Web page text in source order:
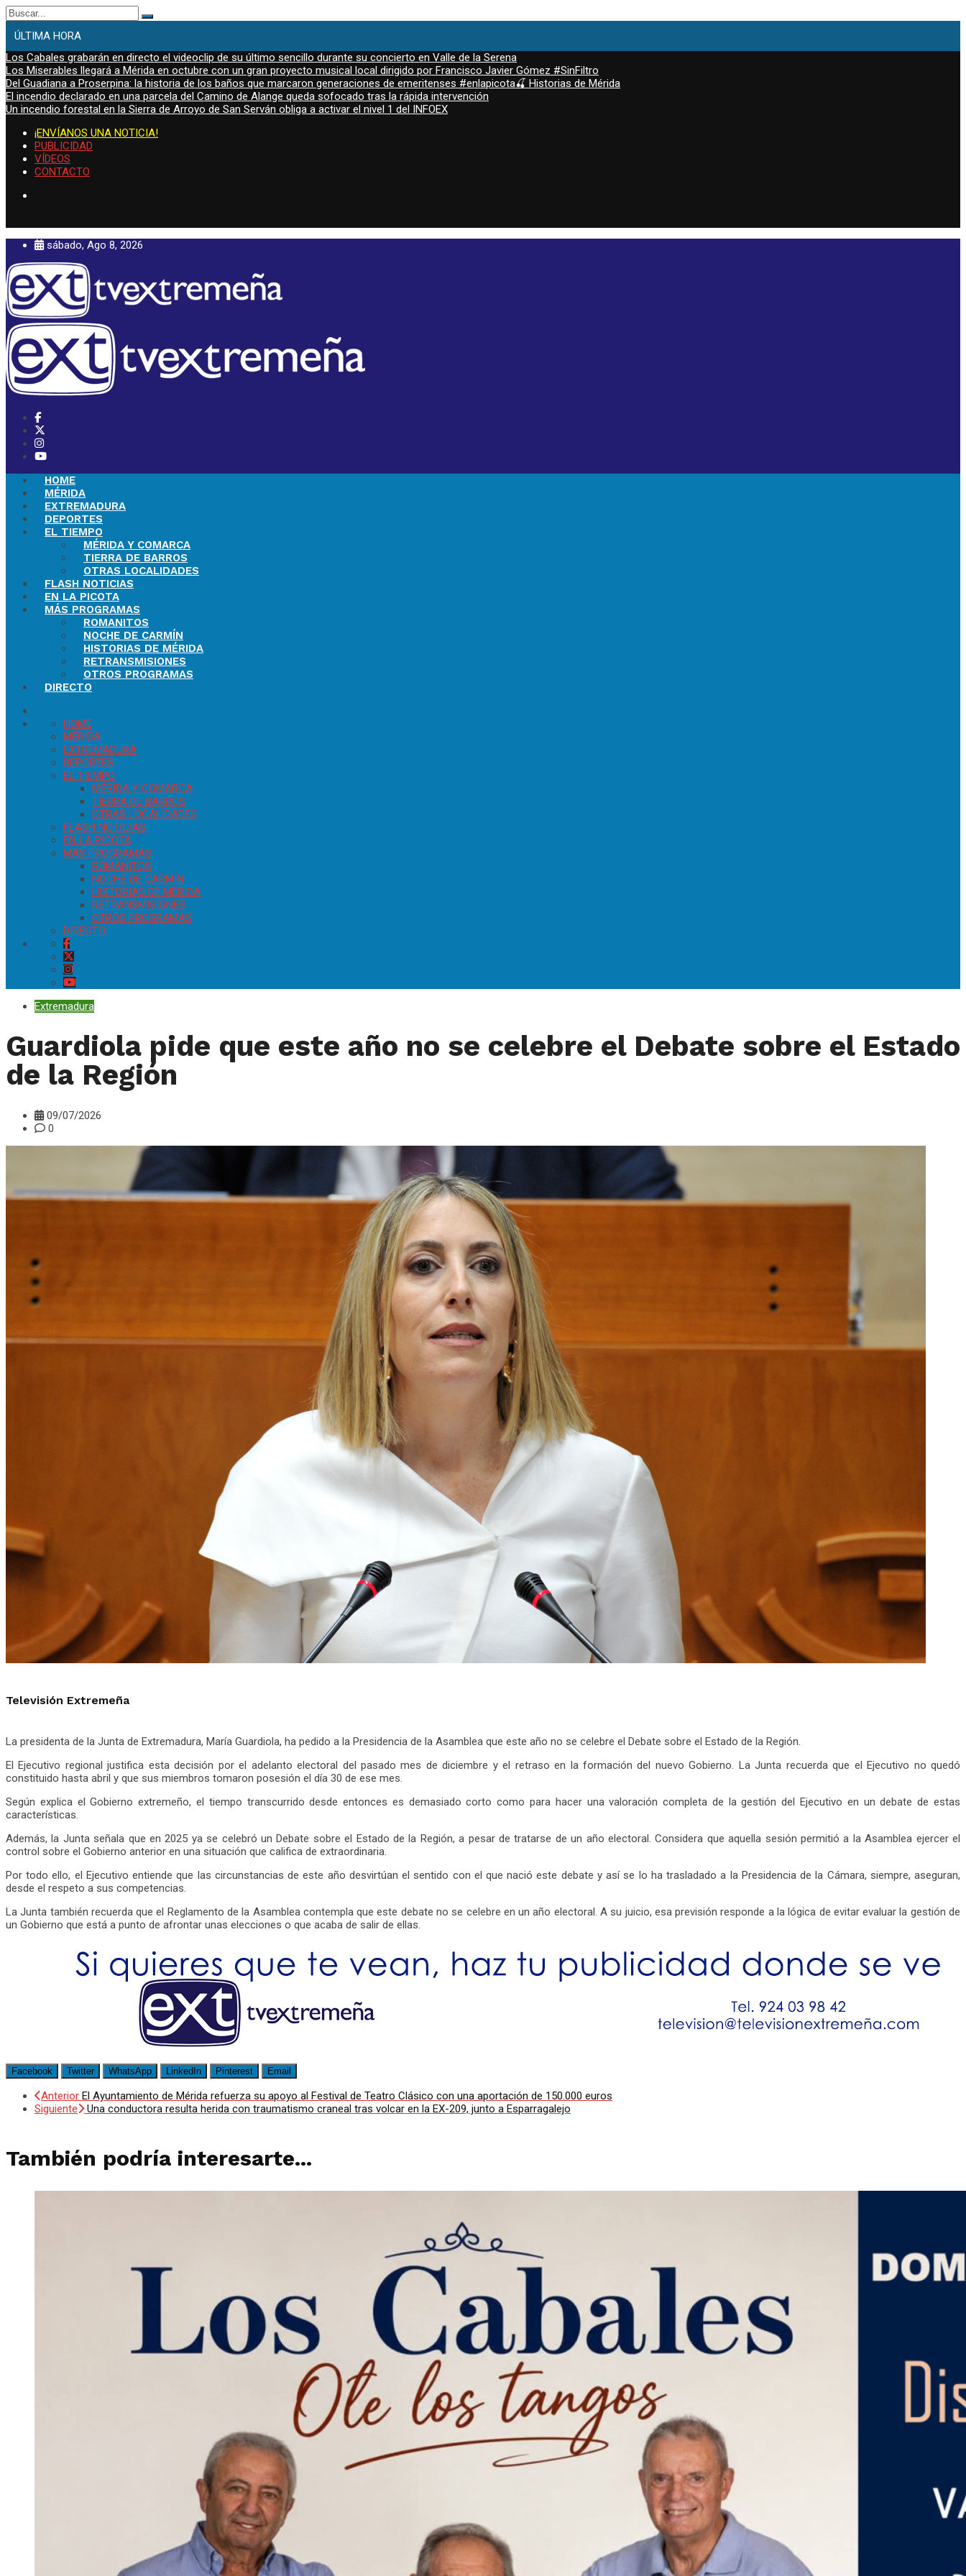
Buscar:
ÚLTIMA HORA
Los Cabales grabarán en directo el videoclip de su último sencillo durante su concierto en Valle de la Serena
Los Miserables llegará a Mérida en octubre con un gran proyecto musical local dirigido por Francisco Javier Gómez #SinFiltro
Del Guadiana a Proserpina: la historia de los baños que marcaron generaciones de emeritenses #enlapicota🍒 Historias de Mérida
El incendio declarado en una parcela del Camino de Alange queda sofocado tras la rápida intervención
Un incendio forestal en la Sierra de Arroyo de San Serván obliga a activar el nivel 1 del INFOEX
¡ENVÍANOS UNA NOTICIA!
PUBLICIDAD
VÍDEOS
CONTACTO
sábado, Ago 8, 2026
HOME
MÉRIDA
EXTREMADURA
DEPORTES
EL TIEMPO
MÉRIDA Y COMARCA
TIERRA DE BARROS
OTRAS LOCALIDADES
FLASH NOTICIAS
EN LA PICOTA
MÁS PROGRAMAS
ROMANITOS
NOCHE DE CARMÍN
HISTORIAS DE MÉRIDA
RETRANSMISIONES
OTROS PROGRAMAS
DIRECTO
HOME
MÉRIDA
EXTREMADURA
DEPORTES
EL TIEMPO
MÉRIDA Y COMARCA
TIERRA DE BARROS
OTRAS LOCALIDADES
FLASH NOTICIAS
EN LA PICOTA
MÁS PROGRAMAS
ROMANITOS
NOCHE DE CARMÍN
HISTORIAS DE MÉRIDA
RETRANSMISIONES
OTROS PROGRAMAS
DIRECTO
Extremadura
Guardiola pide que este año no se celebre el Debate sobre el Estado
de la Región
09/07/2026
0
Televisión Extremeña
La presidenta de la Junta de Extremadura, María Guardiola, ha pedido a la Presidencia de la Asamblea que este año no se celebre el Debate sobre el Estado de la Región.
El Ejecutivo regional justifica esta decisión por el adelanto electoral del pasado mes de diciembre y el retraso en la formación del nuevo Gobierno. La Junta recuerda que el Ejecutivo no quedó
constituido hasta abril y que sus miembros tomaron posesión el día 30 de ese mes.
Según explica el Gobierno extremeño, el tiempo transcurrido desde entonces es demasiado corto como para hacer una valoración completa de la gestión del Ejecutivo en un debate de estas
características.
Además, la Junta señala que en 2025 ya se celebró un Debate sobre el Estado de la Región, a pesar de tratarse de un año electoral. Considera que aquella sesión permitió a la Asamblea ejercer el
control sobre el Gobierno anterior en una situación que califica de extraordinaria.
Por todo ello, el Ejecutivo entiende que las circunstancias de este año desvirtúan el sentido con el que nació este debate y así se lo ha trasladado a la Presidencia de la Cámara, siempre, aseguran,
desde el respeto a sus competencias.
La Junta también recuerda que el Reglamento de la Asamblea contempla que este debate no se celebre en un año electoral. A su juicio, esa previsión responde a la lógica de evitar evaluar la gestión de
un Gobierno que está a punto de afrontar unas elecciones o que acaba de salir de ellas.
Facebook Twitter WhatsApp LinkedIn Pinterest Email
Anterior El Ayuntamiento de Mérida refuerza su apoyo al Festival de Teatro Clásico con una aportación de 150.000 euros
Siguiente
Una conductora resulta herida con traumatismo craneal tras volcar en la EX-209, junto a Esparragalejo
También podría interesarte...